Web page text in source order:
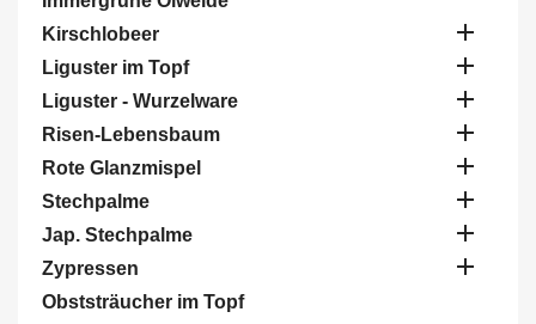
Kirschlobeer

Liguster im Topf 
Liguster - Wurzelware 
Risen-Lebensbaum 
Rote Glanzmispel 
Stechpalme 
Jap. Stechpalme 
Zypressen 
Obststräucher im Topf